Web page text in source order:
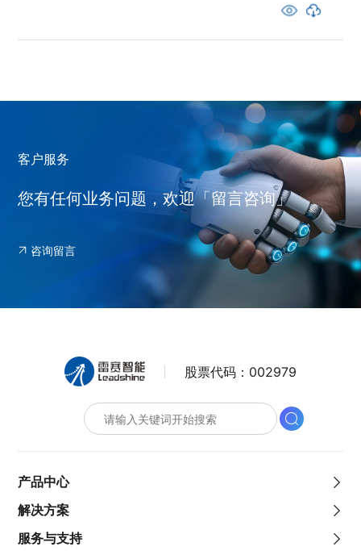
客户服务
您有任何业务问题，欢迎「留言咨询」
咨询留言
股票代码： 002979
产品中心
解决方案
服务与支持